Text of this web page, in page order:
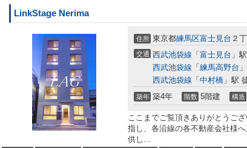
LinkStage Nerima
住所 東京都練馬区富士見台 ２
交通 西武池袋線 「 富士見台 」
西武池袋線 「 練馬高野台
西武池袋線 「 中村橋 」駅
築年 築4年 階数 5階建 構造
ここまでご覧頂きありがとうご
指し、各沿線の各不動産会社様
供し...